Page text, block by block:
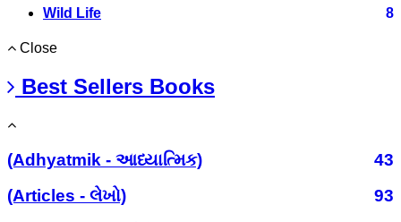
Wild Life 8
Close
Best Sellers Books
(Adhyatmik - આધ્યાત્મિક)
43
(Articles - લેખો)
93